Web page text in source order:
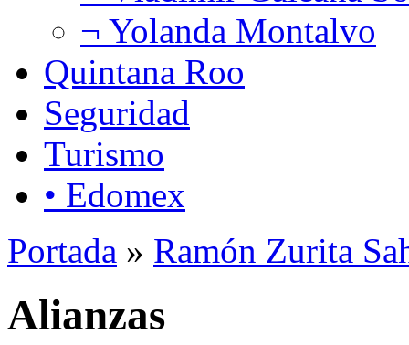
¬ Yolanda Montalvo
Quintana Roo
Seguridad
Turismo
• Edomex
Portada » Ramón Zurita
Alianzas